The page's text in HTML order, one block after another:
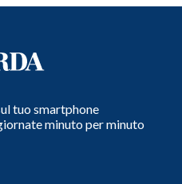
tuo smartphone
minuto per minuto